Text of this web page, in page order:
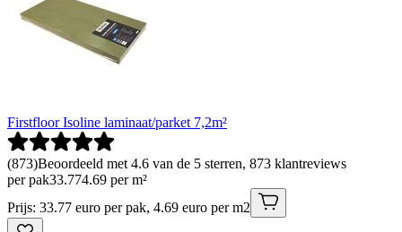
Firstfloor Isoline laminaat/parket 7,2m²
(873)Beoordeeld met 4.6 van de 5 sterren, 873 klantreviews
per pak33.774.69 per m²
Prijs: 33.77 euro per pak, 4.69 euro per m2